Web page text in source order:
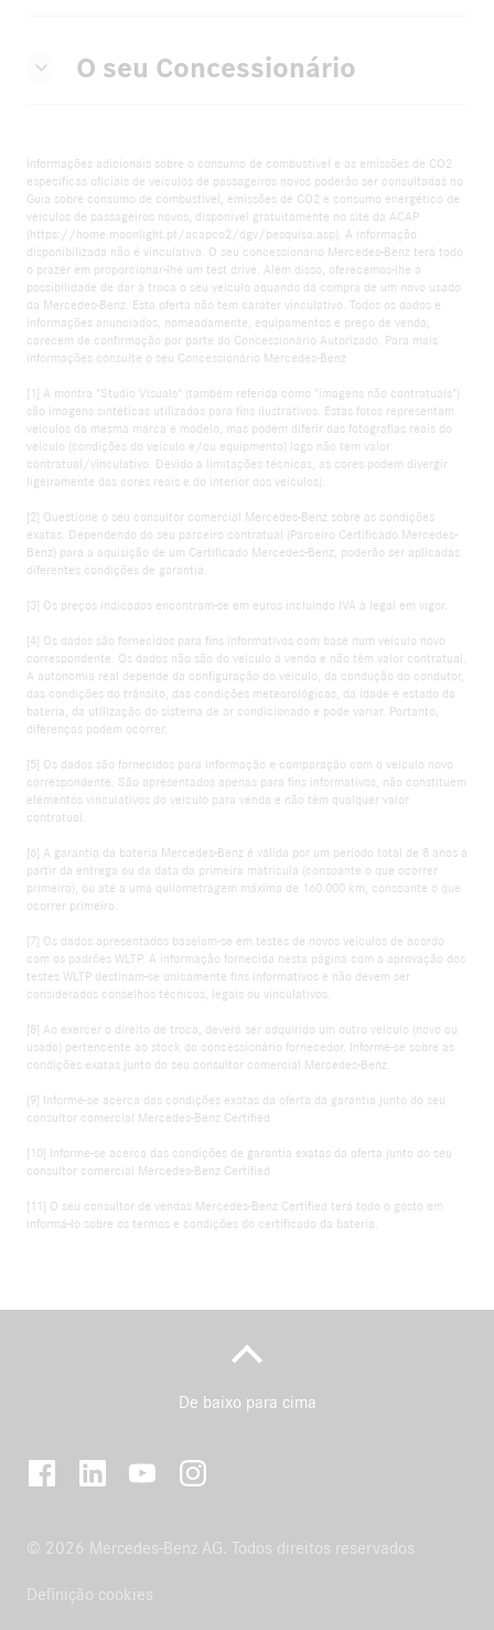
O seu Concessionário
Informações adicionais sobre o consumo de combustível e as emissões de CO2
específicas oficiais de veículos de passageiros novos poderão ser consultadas no
Guia sobre consumo de combustível, emissões de CO2 e consumo energético de
veículos de passageiros novos, disponível gratuitamente no site da ACAP
(https://home.moonlight.pt/acapco2/dgv/pesquisa.asp). A informação
disponibilizada não é vinculativa. O seu concessionário Mercedes-Benz terá todo
o prazer em proporcionar-lhe um test drive. Além disso, oferecemos-lhe a
possibilidade de dar à troca o seu veículo aquando da compra de um novo usado
da Mercedes-Benz. Esta oferta não tem caráter vinculativo. Todos os dados e
informações anunciados, nomeadamente, equipamentos e preço de venda,
carecem de confirmação por parte do Concessionário Autorizado. Para mais
informações consulte o seu Concessionário Mercedes-Benz
[1] A montra "Studio Visuals" (também referida como "imagens não contratuais")
são imagens sintéticas utilizadas para fins ilustrativos. Estas fotos representam
veículos da mesma marca e modelo, mas podem diferir das fotografias reais do
veículo (condições do veículo e/ou equipmento) logo não tem valor
contratual/vínculativo. Devido a limitações técnicas, as cores podem divergir
ligeiramente das cores reais e do interior dos veículos).
[2] Questione o seu consultor comercial Mercedes-Benz sobre as condições
exatas. Dependendo do seu parceiro contratual (Parceiro Certificado Mercedes-
Benz) para a aquisição de um Certificado Mercedes-Benz, poderão ser aplicadas
diferentes condições de garantia.
[3] Os preços indicados encontram-se em euros incluindo IVA à legal em vigor.
[4] Os dados são fornecidos para fins informativos com base num veículo novo
correspondente. Os dados não são do veículo à venda e não têm valor contratual.
A autonomia real depende da configuração do veículo, da condução do condutor,
das condições do trânsito, das condições meteorológicas, da idade e estado da
bateria, da utilização do sistema de ar condicionado e pode variar. Portanto,
diferenças podem ocorrer.
[5] Os dados são fornecidos para informação e comparação com o veículo novo
correspondente. São apresentados apenas para fins informativos, não constituem
elementos vinculativos do veículo para venda e não têm qualquer valor
contratual.
[6] A garantia da bateria Mercedes‑Benz é válida por um período total de 8 anos a
partir da entrega ou da data da primeira matrícula (consoante o que ocorrer
primeiro), ou até a uma quilometragem máxima de 160.000 km, consoante o que
ocorrer primeiro.
[7] Os dados apresentados baseiam-se em testes de novos veículos de acordo
com os padrões WLTP. A informação fornecida nesta página com a aprovação dos
testes WLTP destinam-se unicamente fins informativos e não devem ser
considerados conselhos técnicos, legais ou vinculativos.
[8] Ao exercer o direito de troca, deverá ser adquirido um outro veículo (novo ou
usado) pertencente ao stock do concessionário fornecedor. Informe-se sobre as
condições exatas junto do seu consultor comercial Mercedes-Benz.
[9] Informe-se acerca das condições exatas da oferta da garantia junto do seu
consultor comercial Mercedes-Benz Certified
[10] Informe-se acerca das condições de garantia exatas da oferta junto do seu
consultor comercial Mercedes-Benz Certified
[11] O seu consultor de vendas Mercedes‑Benz Certified terá todo o gosto em
informá‑lo sobre os termos e condições do certificado da bateria.
De baixo para cima
© 2026 Mercedes-Benz AG. Todos direitos reservados
Definição cookies